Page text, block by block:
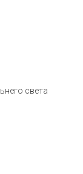
света